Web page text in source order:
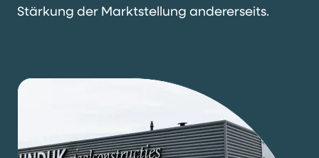
Stärkung der Marktstellung andererseits.